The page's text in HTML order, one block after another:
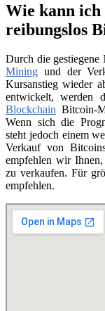
Wie kann
reibungslos
Durch die gestiegene
Mining und der
Kursanstieg wieder
entwickelt, werden
Blockchain Bitcoin-
Wenn sich die
steht jedoch einem
Verkauf von
empfehlen wir
zu verkaufen. Für
empfehlen.